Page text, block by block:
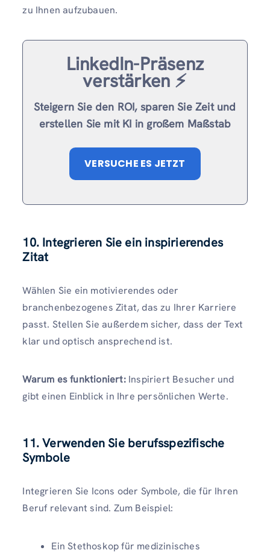
zu Ihnen aufzubauen.
LinkedIn-Präsenz
verstärken ⚡️
Steigern Sie den ROI, sparen Sie Zeit und
erstellen Sie mit KI in großem Maßstab
VERSUCHE ES JETZT
10. Integrieren Sie ein inspirierendes
Zitat
Wählen Sie ein motivierendes oder
branchenbezogenes Zitat, das zu Ihrer Karriere
passt. Stellen Sie außerdem sicher, dass der Text
klar und optisch ansprechend ist.
Warum es funktioniert:Inspiriert Besucher und
gibt einen Einblick in Ihre persönlichen Werte.
11. Verwenden Sie berufsspezifische
Symbole
Integrieren Sie Icons oder Symbole, die für Ihren
Beruf relevant sind. Zum Beispiel:
Ein Stethoskop für medizinisches